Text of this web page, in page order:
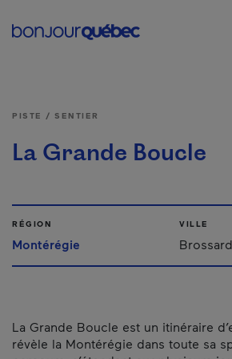
Main
PISTE / SENTIER
La Grande Boucle
RÉGION
Montérégie
VILLE
Brossard
La Grande Boucle est un itinéraire
révèle la Montérégie dans toute sa